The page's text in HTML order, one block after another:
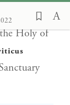
Him, as
Holy of